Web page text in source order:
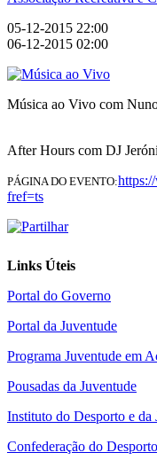
05-12-2015 22:00
06-12-2015 02:00
Música ao Vivo com
After Hours com DJ
PÁGINA DO EVENTO:
fref=ts
Links Úteis
Portal do Governo
Portal da Juventude
Programa Juventude em
Pousadas da Juventude
Instituto do Desporto e da
Confederação do